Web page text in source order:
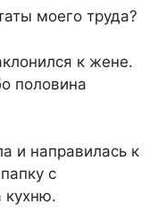
моего труда?
к жене.
половина
и направилась к
с
кухню.